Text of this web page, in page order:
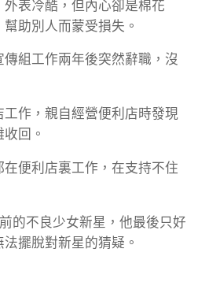
表冷酷，但內心卻是棉花
助別人而蒙受損失。
組工作兩年後突然辭職，沒
作，親自經營便利店時發現
回。
便利店裏工作，在支持不住
的不良少女新星，他最後只好
擺脫對新星的猜疑。